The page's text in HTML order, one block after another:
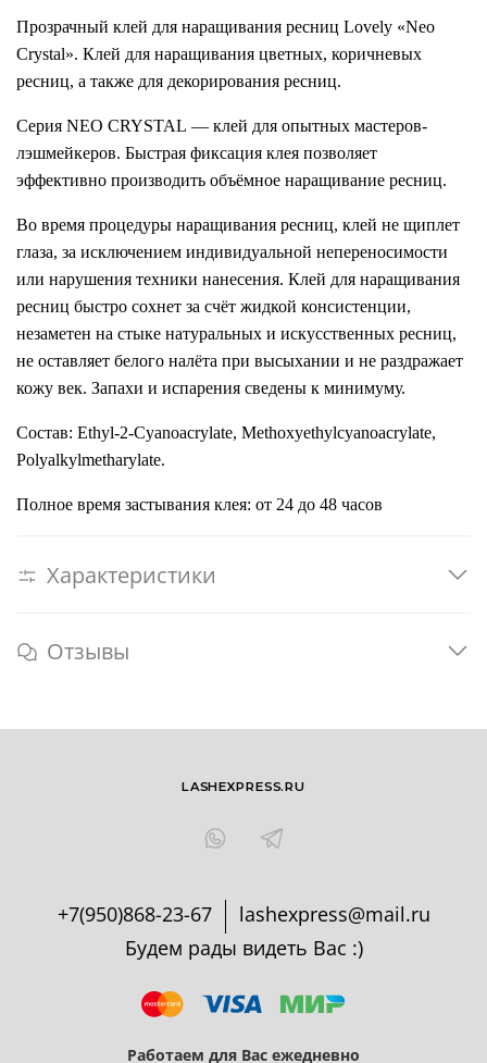
Прозрачный клей для наращивания ресниц Lovely «Neo
Crystal». Клей для наращивания цветных, коричневых
ресниц, а также для декорирования ресниц.
Серия NEO CRYSTAL — клей для опытных мастеров-
лэшмейкеров. Быстрая фиксация клея позволяет
эффективно производить объёмное наращивание ресниц.
Во время процедуры наращивания ресниц, клей не щиплет
глаза, за исключением индивидуальной непереносимости
или нарушения техники нанесения. Клей для наращивания
ресниц быстро сохнет за счёт жидкой консистенции,
незаметен на стыке натуральных и искусственных ресниц,
не оставляет белого налёта при высыхании и не раздражает
кожу век. Запахи и испарения сведены к минимуму.
Состав: Ethyl-2-Cyanoacrylate, Methoxyethylcyanoacrylate,
Polyalkylmetharylate.
Полное время застывания клея: от 24 до 48 часов
Характеристики
Отзывы
+7(950)868-23-67
lashexpress@mail.ru
Будем рады видеть Вас :)
LASHEXPRESS.RU
Работаем для Вас ежедневно